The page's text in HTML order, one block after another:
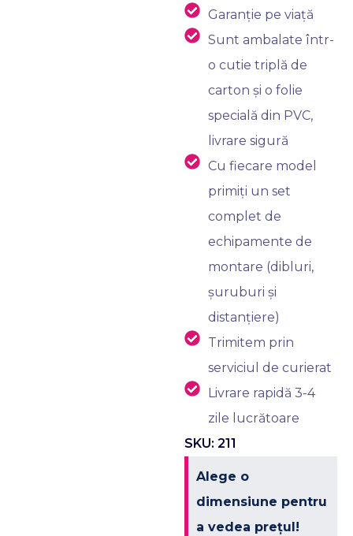
Garanție pe viață
Sunt ambalate într-
o cutie triplă de
carton și o folie
specială din PVC,
livrare sigură
Cu fiecare model
primiți un set
complet de
echipamente de
montare (dibluri,
șuruburi și
distanțiere)
Trimitem prin
serviciul de curierat
Livrare rapidă 3-4
zile lucrătoare
SKU: 211
Alege o
dimensiune pentru
a vedea prețul!